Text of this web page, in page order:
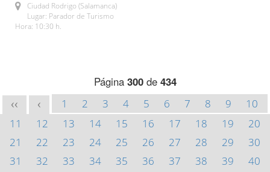
Ciudad Rodrigo (Salamanca)
Lugar: Parador de Turismo
Hora: 10:30 h.
Página 300de 434
<< < 1 2 3 4 5 6 7 8 9
10
11
12 13 14 15 16 17 18 19
20
21
22 23 24 25 26 27 28 29
30
31
32 33 34 35 36 37 38 39
40